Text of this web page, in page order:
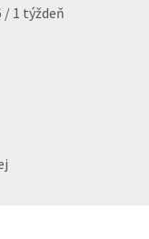
/ 1 týždeň